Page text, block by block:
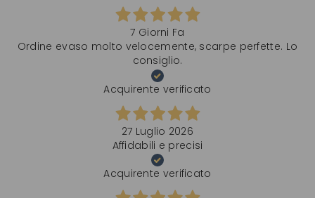
7 Giorni Fa
Ordine evaso molto velocemente, scarpe perfette. Lo
consiglio.
Acquirente verificato
27 Luglio 2026
Affidabili e precisi
Acquirente verificato